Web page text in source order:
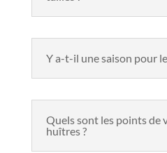
Y a-t-il une saison pour
Quels sont les points de
huîtres ?